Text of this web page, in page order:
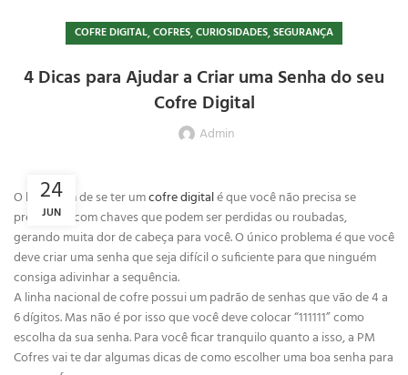
COFRE DIGITAL,COFRES,CURIOSIDADES,SEGURANÇA
4 Dicas para Ajudar a Criar uma Senha do seu
Cofre Digital
Admin
24
JUN
O lado bom de se ter umcofre digitalé que você não precisa se
preocupar com chaves que podem ser perdidas ou roubadas,
gerando muita dor de cabeça para você. O único problema é que você
deve criar uma senha que seja difícil o suficiente para que ninguém
consiga adivinhar a sequência.
A linha nacional de cofre possui um padrão de senhas que vão de 4 a
6 dígitos. Mas não é por isso que você deve colocar “111111” como
escolha da sua senha. Para você ficar tranquilo quanto a isso, a PM
Cofres vai te dar algumas dicas de como escolher uma boa senha para